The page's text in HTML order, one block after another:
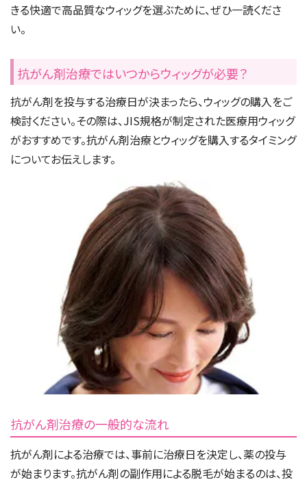
きる快適で高品質なウィッグを選ぶために、ぜひ一読くださ
い。
抗がん剤治療ではいつからウィッグが必要？
抗がん剤を投与する治療日が決まったら、ウィッグの購入をご
検討ください。その際は、JIS規格が制定された医療用ウィッグ
がおすすめです。抗がん剤治療とウィッグを購入するタイミング
についてお伝えします。
抗がん剤治療の一般的な流れ
抗がん剤による治療では、事前に治療日を決定し、薬の投与
が始まります。抗がん剤の副作用による脱毛が始まるのは、投